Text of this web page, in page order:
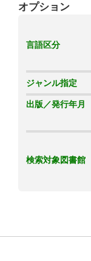
オプション
言語区分
ジャンル指定
出版／発行年月
検索対象図書館